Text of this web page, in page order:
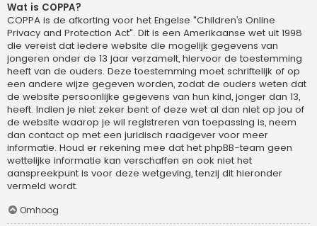
Wat is COPPA?
COPPA is de afkorting voor het Engelse "Children’s Online
Privacy and Protection Act". Dit is een Amerikaanse wet uit 1998
die vereist dat iedere website die mogelijk gegevens van
jongeren onder de 13 jaar verzamelt, hiervoor de toestemming
heeft van de ouders. Deze toestemming moet schriftelijk of op
een andere wijze gegeven worden, zodat de ouders weten dat
de website persoonlijke gegevens van hun kind, jonger dan 13,
heeft. Indien je niet zeker bent of deze wet al dan niet op jou of
de website waarop je wil registreren van toepassing is, neem
dan contact op met een juridisch raadgever voor meer
informatie. Houd er rekening mee dat het phpBB-team geen
wettelijke informatie kan verschaffen en ook niet het
aanspreekpunt is voor deze wetgeving, tenzij dit hieronder
vermeld wordt.
Omhoog